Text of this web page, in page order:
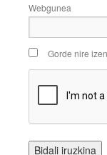
Webgunea
Gorde nire